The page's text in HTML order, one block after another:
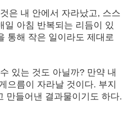
은 내 안에서 자라났고, 스스
일 아침 반복되는 리듬이 있
통해 작은 일이라도 제대로
있는 것도 아닐까? 만약 내
으름이 자라날 것이다. 부지
만들어낸 결과물이기도 하다.